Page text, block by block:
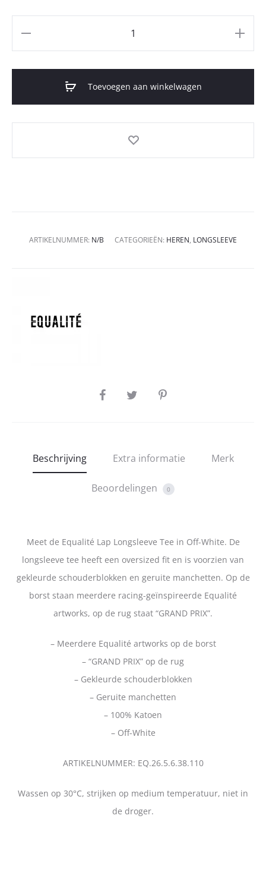
Toevoegen aan winkelwagen
ARTIKELNUMMER: N/B CATEGORIEËN: HEREN, LONGSLEEVE
SHARE
Beschrijving Extra informatie Merk
Beoordelingen 0
Meet de Equalité Lap Longsleeve Tee in Off-White. De
longsleeve tee heeft een oversized fit en is voorzien van
gekleurde schouderblokken en geruite manchetten. Op de
borst staan meerdere racing-geïnspireerde Equalité
artworks, op de rug staat “GRAND PRIX”.
– Meerdere Equalité artworks op de borst
– “GRAND PRIX” op de rug
– Gekleurde schouderblokken
– Geruite manchetten
– 100% Katoen
– Off-White
ARTIKELNUMMER: EQ.26.5.6.38.110
Wassen op 30°C, strijken op medium temperatuur, niet in
de droger.